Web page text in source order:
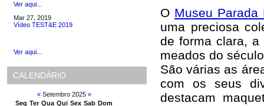
Ver aqui...
Mar 27, 2019
Vídeo TEST&E 2019
Ver aqui...
CALENDÁRIO
«Setembro 2025 »
Seg Ter Qua Qui Sex Sab Dom
O Museu Parada
uma preciosa
de forma clara, a
meados do
São várias as
com os seus
destacam